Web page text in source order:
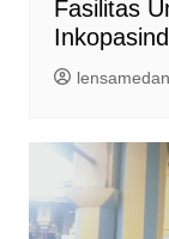
Fasilitas
lensamedan